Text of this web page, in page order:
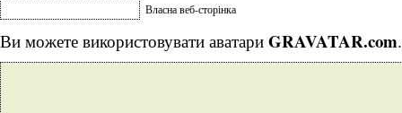
Власна веб-сторінка
Ви можете використовувати аватари GRAVATAR.com.